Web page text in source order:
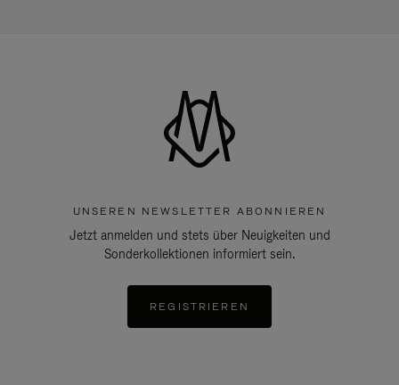
UNSEREN NEWSLETTER ABONNIEREN
Jetzt anmelden und stets über Neuigkeiten und
Sonderkollektionen informiert sein.
REGISTRIEREN